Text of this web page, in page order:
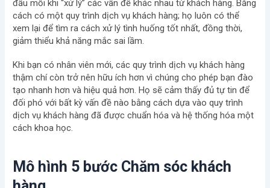
đầu mỗi khi “xử lý” các vấn đề khác nhau từ khách hàng. Bằng
cách có một quy trình dịch vụ khách hàng; họ luôn có thể
xem lại để tìm ra cách xử lý tình huống tốt nhất, đồng thời,
giảm thiểu khả năng mắc sai lầm.
Khi bạn có nhân viên mới, các quy trình dịch vụ khách hàng
thậm chí còn trở nên hữu ích hơn vì chúng cho phép bạn đào
tạo nhanh hơn và hiệu quả hơn. Họ sẽ cảm thấy đủ tự tin để
đối phó với bất kỳ vấn đề nào bằng cách dựa vào quy trình
dịch vụ khách hàng đã được chuẩn hóa và hệ thống hóa một
cách khoa học.
Mô hình 5 bước Chăm sóc khách